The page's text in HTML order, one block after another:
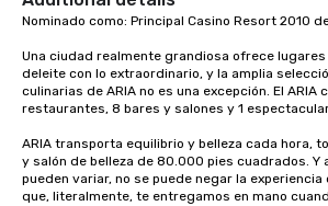
Nominado como: Principal Casino Resort 2010
Una ciudad realmente grandiosa ofrece
deleite con lo extraordinario, y la amplia
culinarias de ARIA no es una excepción. El ARIA
restaurantes, 8 bares y salones y 1
ARIA transporta equilibrio y belleza cada hora,
y salón de belleza de 80.000 pies cuadrados. Y
pueden variar, no se puede negar la
que, literalmente, te entregamos en mano